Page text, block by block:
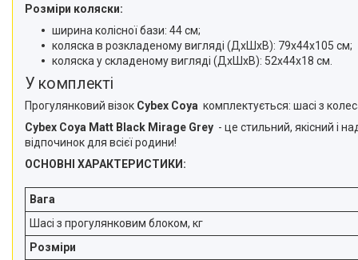
Розміри коляски:
ширина колісної бази: 44 см;
коляска в розкладеному вигляді (ДxШxВ): 79x44x105 см;
коляска у складеному вигляді (ДxШxВ): 52x44x18 см.
У комплекті
Прогулянковий візок Cybex Coya комплектується: шасі з
Cybex Coya Matt Black Mirage Grey - це стильний, якісний і
відпочинок для всієї родини!
ОСНОВНІ ХАРАКТЕРИСТИКИ:
Вага
Шасі з прогулянковим блоком, кг
Розміри